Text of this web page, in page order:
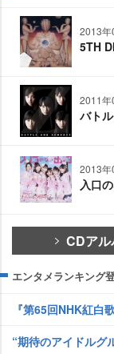
2013年
5TH
2011年
バト
2013年
入口
CDア
エンタメランキング
『第65回NHK紅白
“期待のアイドルグ